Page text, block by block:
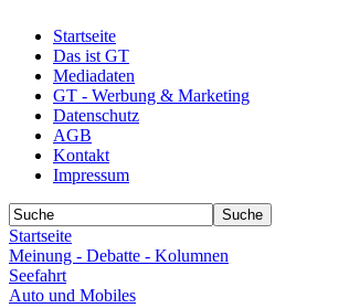
Startseite
Das ist GT
Mediadaten
GT - Werbung & Marketing
Datenschutz
AGB
Kontakt
Impressum
Startseite
Meinung - Debatte - Kolumnen
Seefahrt
Auto und Mobiles